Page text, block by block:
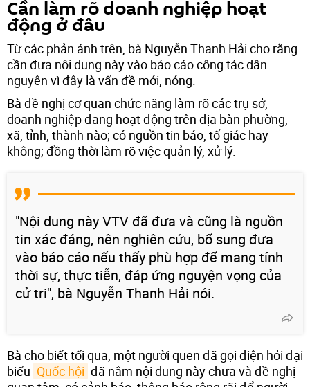
Cần làm rõ doanh nghiệp hoạt
động ở đâu
Từ các phản ánh trên, bà Nguyễn Thanh Hải cho rằng
cần đưa nội dung này vào báo cáo công tác dân
nguyện vì đây là vấn đề mới, nóng.
Bà đề nghị cơ quan chức năng làm rõ các trụ sở,
doanh nghiệp đang hoạt động trên địa bàn phường,
xã, tỉnh, thành nào; có nguồn tin báo, tố giác hay
không; đồng thời làm rõ việc quản lý, xử lý.
"Nội dung này VTV đã đưa và cũng là nguồn
tin xác đáng, nên nghiên cứu, bổ sung đưa
vào báo cáo nếu thấy phù hợp để mang tính
thời sự, thực tiễn, đáp ứng nguyện vọng của
cử tri", bà Nguyễn Thanh Hải nói.
Bà cho biết tối qua, một người quen đã gọi điện hỏi đại
biểu Quốc hội đã nắm nội dung này chưa và đề nghị